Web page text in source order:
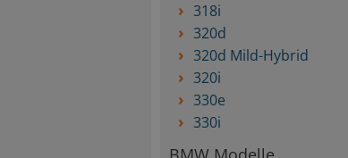
318i
320d
320d Mild-Hybrid
320i
330e
330i